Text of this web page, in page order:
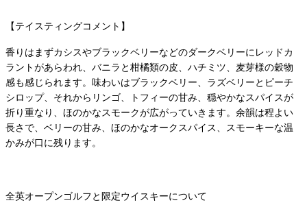
【テイスティングコメント】
香りはまずカシスやブラックベリーなどのダークベリーにレッドカ
ラントがあらわれ、バニラと柑橘類の皮、ハチミツ、麦芽様の穀物
感も感じられます。味わいはブラックベリー、ラズベリーとピーチ
シロップ、それからリンゴ、トフィーの甘み、穏やかなスパイスが
折り重なり、ほのかなスモークが広がっていきます。余韻は程よい
長さで、ベリーの甘み、ほのかなオークスパイス、スモーキーな温
かみが口に残ります。
全英オープンゴルフと限定ウイスキーについて